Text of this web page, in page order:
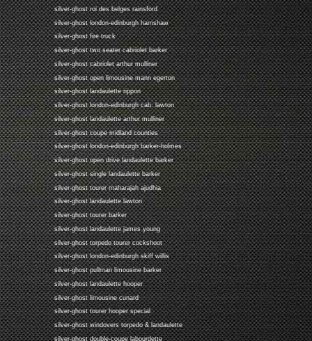
silver-ghost roi des belges rainsford
silver-ghost london-edinburgh hamshaw
silver-ghost fire truck
silver-ghost two seater cabriolet barker
silver-ghost cabriolet arthur mulliner
silver-ghost open limousine mann egerton
silver-ghost landaulette rippon
silver-ghost london-edinburgh cab. lawton
silver-ghost landaulette arthur mulliner
silver-ghost coupe midland counties
silver-ghost london-edinburgh barker-holmes
silver-ghost open drive landaulette barker
silver-ghost single landaulette barker
silver-ghost tourer maharajah ajudhia
silver-ghost landaulette lawton
silver-ghost tourer barker
silver-ghost landaulette james young
silver-ghost torpedo tourer cockshoot
silver-ghost london-edinburgh skiff willis
silver-ghost pullman limousine barker
silver-ghost landaulette hooper
silver-ghost limousine cunard
silver-ghost tourer hooper special
silver-ghost windovers torpedo & landaulette
silver-ghost double-coupe labourdette